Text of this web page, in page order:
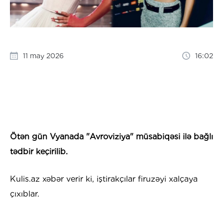
11 may 2026 16:02
Ötən gün Vyanada "Avroviziya" müsabiqəsi ilə bağlı
tədbir keçirilib.
Kulis.az xəbər verir ki, iştirakçılar firuzəyi xalçaya
çıxıblar.